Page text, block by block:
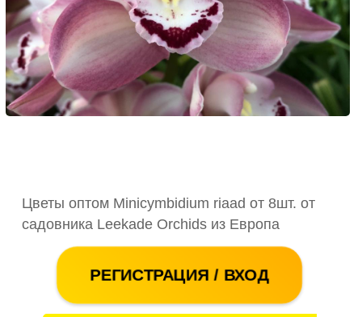
Цветы оптом Minicymbidium riaad от 8шт. от
садовника Leekade Orchids из Европа
РЕГИСТРАЦИЯ / ВХОД